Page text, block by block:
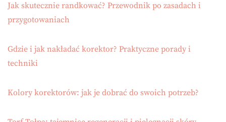
Jak skutecznie randkować? Przewodnik po zasadach i
przygotowaniach
Gdzie i jak nakładać korektor? Praktyczne porady i
techniki
Kolory korektorów: jak je dobrać do swoich potrzeb?